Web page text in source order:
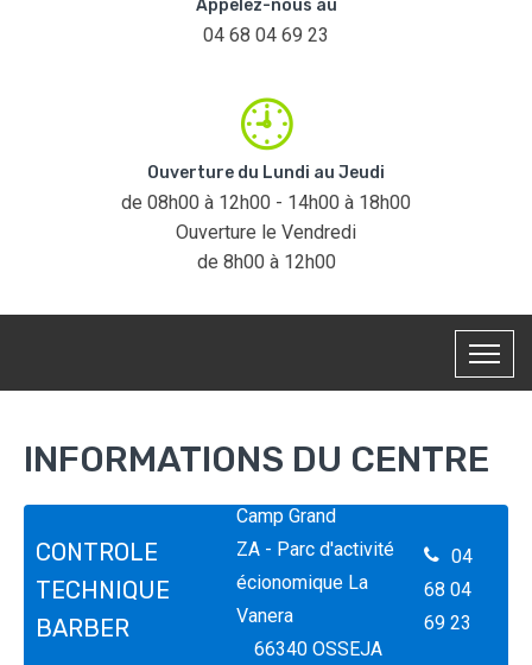
Appelez-nous au
04 68 04 69 23
Ouverture du Lundi au Jeudi
de 08h00 à 12h00 - 14h00 à 18h00
Ouverture le Vendredi
de 8h00 à 12h00
INFORMATIONS DU CENTRE
CONTROLE
TECHNIQUE
BARBER
Camp Grand
ZA - Parc d'activité
écionomique La
Vanera
66340 OSSEJA
04
68 04
69 23